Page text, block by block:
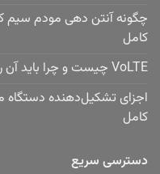
چگونه آنتن دهی مودم سیم
کامل
VoLTE چیست و چرا باید آن را روی گوشی خود فعال کنید؟
اجزای تشکیل‌دهنده دستگاه
کامل
دسترسی سریع